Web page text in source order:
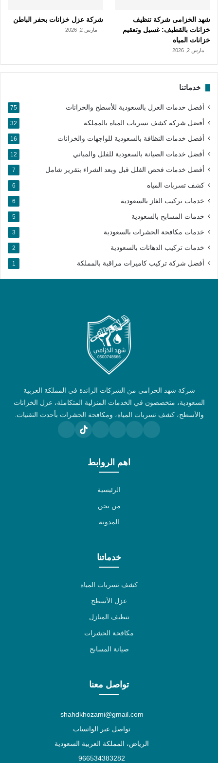
شهد الخزامى شركة تنظيف
خزانات بالقطيف: غسيل وتعقيم
خزانات المياه
مارس 2, 2026
شركة عزل خزانات بحفر الباطن
مارس 2, 2026
خدماتنا
أفضل خدمات العزل بالسعودية للأسطح والخزانات 75
أفضل شركه كشف تسربات المياه بالمملكة 32
أفضل خدمات النظافة بالسعودية للواجهات والخزانات 16
أفضل خدمات الصيانة بالسعودية للفلل والمباني 12
أفضل خدمات فحص الفلل قبل وبعد الشراء بتقرير شامل 7
كشف تسربات المياه 6
خدمات تركيب الغاز بالسعودية 6
خدمات المسابح بالسعودية 5
خدمات مكافحة الحشرات بالسعودية 3
خدمات تركيب الدهانات بالسعودية 2
أفضل شركة تركيب كاميرات مراقبة بالمملكة​ 1
شركة شهد الخزامى من الشركات الرائدة في المملكة العربية
السعودية، متخصصون في الخدمات المنزلية المتكاملة، عزل الخزانات
والأسطح، كشف تسربات المياه، ومكافحة الحشرات بأحدث التقنيات.
اهم الروابط
الرئيسية
من نحن
المدونة
خدماتنا
كشف تسربات المياه
عزل الأسطح
تنظيف المنازل
مكافحة الحشرات
صيانة المسابح
تواصل معنا
shahdkhozami@gmail.com
تواصل عبر الواتساب
الرياض، المملكة العربية السعودية
966534383282